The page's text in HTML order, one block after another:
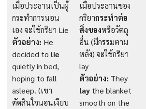
เมื่อประธานเป็นผู้
กระทำการนอน
เอง จะใช้กริยา Lie
ตัวอย่าง: He
decided to lie
quietly in bed,
hoping to fall
asleep. (เขา
ตัดสินใจนอนเงียบ
เมื่อประธานของ
กริยากระทำต่อ
สิ่งของหรือวัตถุ
อื่น (มีกรรมตาม
หลัง) จะใช้กริยา
lay
ตัวอย่าง: They
lay the blanket
smooth on the